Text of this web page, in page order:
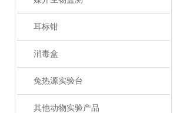
耳标钳
消毒盒
兔热源实验台
其他动物实验产品